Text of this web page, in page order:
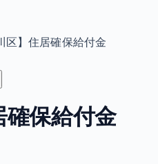
区】住居確保給付金
確保給付金